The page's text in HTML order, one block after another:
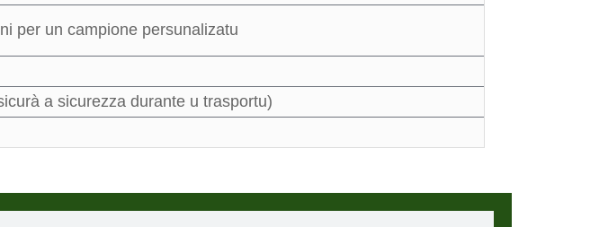
per un campione persunalizatu
a sicurezza durante u trasportu)